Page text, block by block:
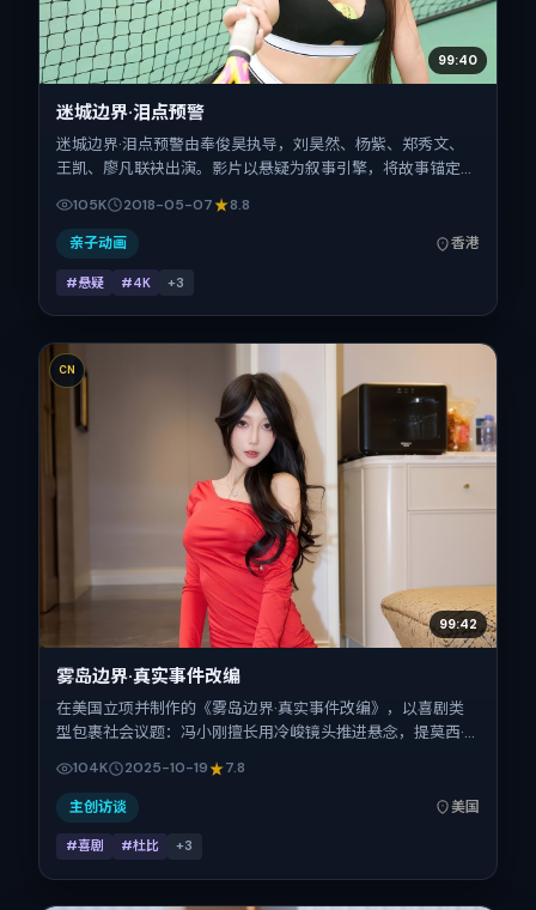
99:40
迷城边界·泪点预警
迷城边界·泪点预警由奉俊昊执导，刘昊然、杨紫、郑秀文、
王凯、廖凡联袂出演。影片以悬疑为叙事引擎，将故事锚定在
2018年5月7日于中国香港首映（春季档），片长161分钟，适
合喜欢强情节与细腻表演的观众。
105K 2018-05-07 8.8
亲子动画 香港
#悬疑 #4K +3
CN
99:42
雾岛边界·真实事件改编
在美国立项并制作的《雾岛边界·真实事件改编》，以喜剧类
型包裹社会议题：冯小刚擅长用冷峻镜头推进悬念，提莫西·
一。上映时间：2025-10-19；片长162分钟；适合关注现实质
感与类型片结构的观众。
104K 2025-10-19 7.8
主创访谈 美国
#喜剧 #杜比 +3